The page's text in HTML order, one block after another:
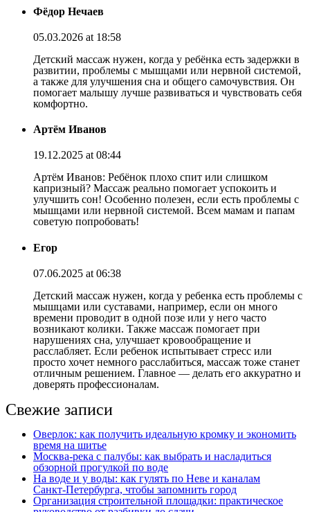
Фёдор Нечаев
05.03.2026 at 18:58
Детский массаж нужен, когда у ребёнка есть задержки в
развитии, проблемы с мышцами или нервной системой,
а также для улучшения сна и общего самочувствия. Он
помогает малышу лучше развиваться и чувствовать себя
комфортно.
Артём Иванов
19.12.2025 at 08:44
Артём Иванов: Ребёнок плохо спит или слишком
капризный? Массаж реально помогает успокоить и
улучшить сон! Особенно полезен, если есть проблемы с
мышцами или нервной системой. Всем мамам и папам
советую попробовать!
Егор
07.06.2025 at 06:38
Детский массаж нужен, когда у ребенка есть проблемы с
мышцами или суставами, например, если он много
времени проводит в одной позе или у него часто
возникают колики. Также массаж помогает при
нарушениях сна, улучшает кровообращение и
расслабляет. Если ребенок испытывает стресс или
просто хочет немного расслабиться, массаж тоже станет
отличным решением. Главное — делать его аккуратно и
доверять профессионалам.
Свежие записи
Оверлок: как получить идеальную кромку и экономить
время на шитье
Москва‑река с палубы: как выбрать и насладиться
обзорной прогулкой по воде
На воде и у воды: как гулять по Неве и каналам
Санкт‑Петербурга, чтобы запомнить город
Организация строительной площадки: практическое